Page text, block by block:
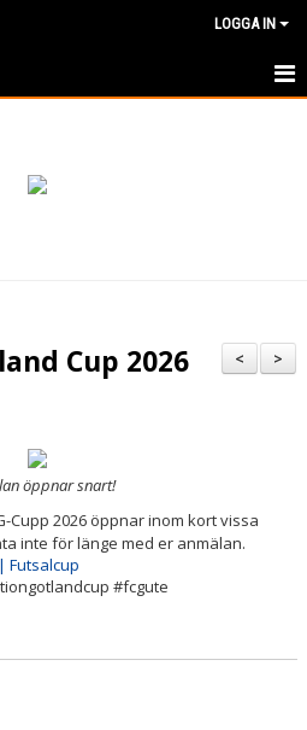
LOGGA IN
>
<
Cup 2026
öppnar snart!
Cupp 2026 öppnar inom kort vissa
inte för länge med er anmälan.
Futsalcup
#fcgute